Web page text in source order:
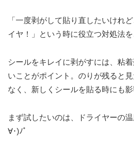
「一度剥がして貼り直したいけれ
イヤ！」という時に役立つ対処法を
シールをキレイに剥がすには、粘
いことがポイント。のりが残ると
なく、新しくシールを貼る時にも影
まず試したいのは、ドライヤーの
∀･)ﾉﾟ